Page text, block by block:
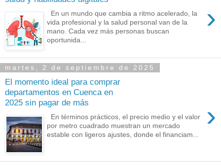
›
En un mundo que cambia a ritmo acelerado, la
vida profesional y la salud personal van de la
mano. Cada vez más personas buscan
oportunida...
martes, 2 de septiembre de 2025
El momento ideal para comprar
departamentos en Cuenca en
2025 sin pagar de más
›
En términos prácticos, el precio medio y el valor
por metro cuadrado muestran un mercado
estable con ligeros ajustes, donde el financiam...